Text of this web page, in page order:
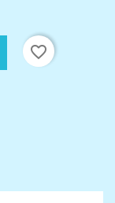
favorite_border